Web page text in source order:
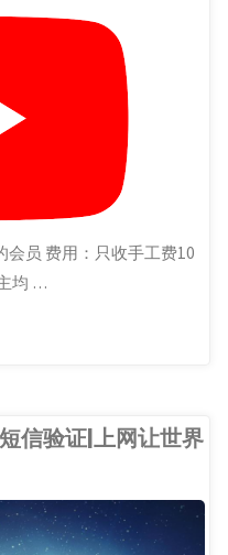
会员 费用：只收手工费10
均 …
信验证|上网让世界